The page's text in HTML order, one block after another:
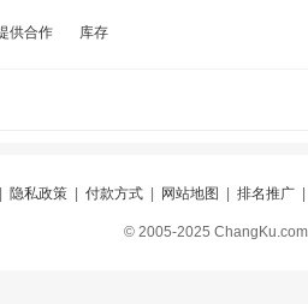
供合作 库存
隐私政策| 付款方式| 网站地图 排名推广|
© 2005-2025